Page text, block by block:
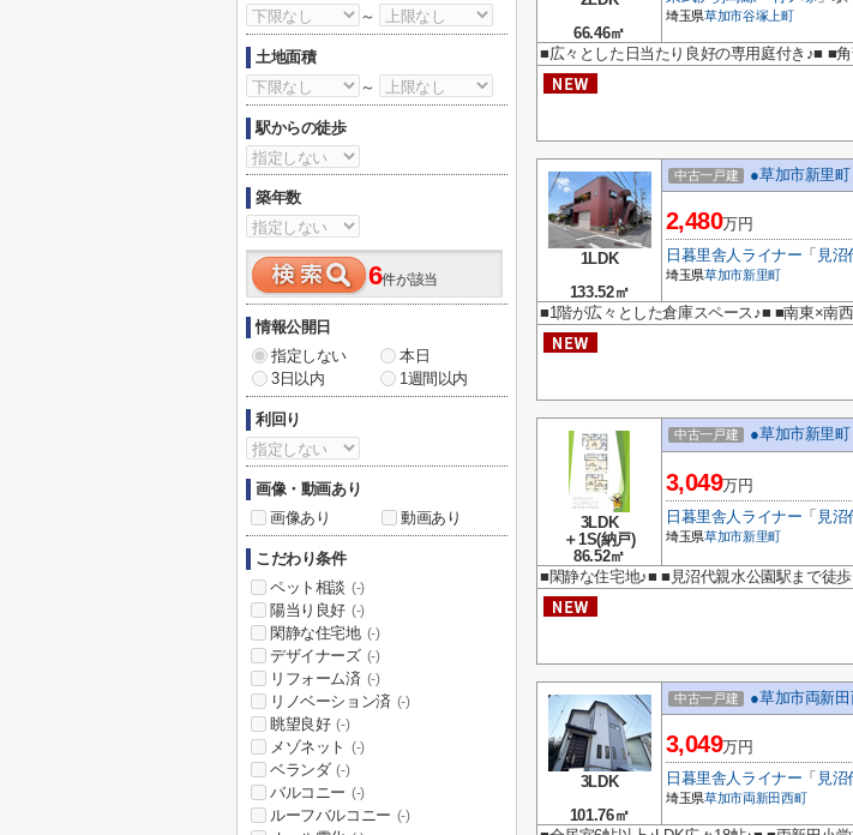
66.46㎡
埼玉県草加市谷塚上町
■広々とした日当たり良好の専用庭付き♪■ ■
1LDK
133.52㎡
中古一戸建 ●草加市新里
2,480万円
日暮里舎人ライナー 「 見沼
埼玉県草加市新里町
■1階が広々とした倉庫スペース♪■ ■南東×南
3LDK
＋1S(納戸)
86.52㎡
中古一戸建 ●草加市新里
3,049万円
日暮里舎人ライナー 「 見沼
埼玉県草加市新里町
■閑静な住宅地♪■ ■見沼代親水公園駅まで徒
3LDK
101.76㎡
中古一戸建 ●草加市両新
3,049万円
日暮里舎人ライナー 「 見沼
埼玉県草加市両新田西町
～
土地面積
～
駅からの徒歩
築年数
6件が該当
情報公開日
指定しない
本日
3日以内
1週間以内
利回り
画像・動画あり
画像あり
動画あり
こだわり条件
ペット相談 (-)
陽当り良好 (-)
閑静な住宅地 (-)
デザイナーズ (-)
リフォーム済 (-)
リノベーション済 (-)
眺望良好 (-)
メゾネット (-)
ベランダ (-)
バルコニー (-)
ルーフバルコニー (-)